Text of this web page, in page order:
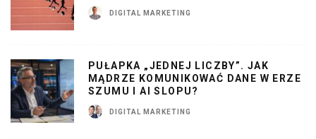
DIGITAL MARKETING
PUŁAPKA „JEDNEJ LICZBY”. JAK
MĄDRZE KOMUNIKOWAĆ DANE W ERZE
SZUMU I AI SLOPU?
DIGITAL MARKETING